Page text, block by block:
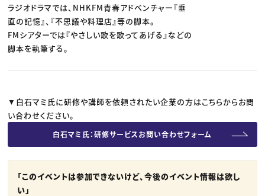
ラジオドラマでは、NHKFM青春アドベンチャー『垂
直の記憶』、『不思議や料理店』等の脚本。
FMシアターでは『やさしい歌を歌ってあげる』などの
脚本を執筆する。
▼白石マミ氏に研修や講師を依頼されたい企業の方はこちらからお問
い合わせください。
白石マミ氏：研修サービスお問い合わせフォーム
「このイベントは参加できないけど、今後のイベント情報は欲し
い」